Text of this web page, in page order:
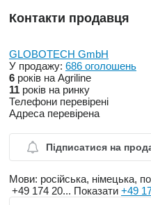
Контакти продавця
GLOBOTECH GmbH
У продажу: 686 оголошень
6 років на Agriline
11 років на ринку
Телефони перевірені
Адреса перевірена
Підписатися на
Мови: російська, німецька,
+49 174 20... Показати +49